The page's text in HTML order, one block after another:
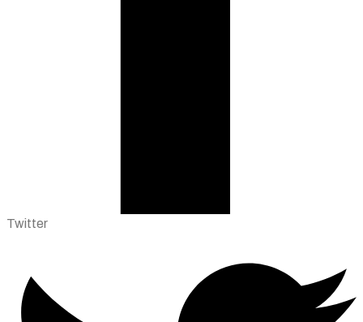
Twitter